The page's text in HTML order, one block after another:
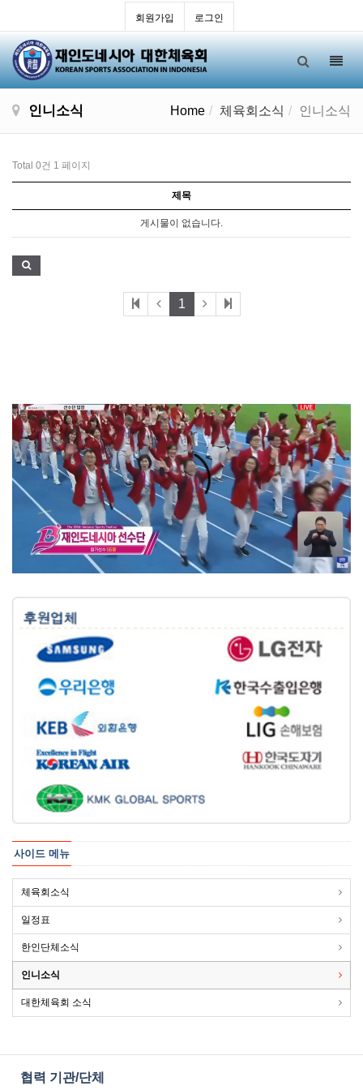
회원가입 로그인
인니소식 Home 체육회소식 인니소식
Total 0건 1 페이지
제목
게시물이 없습니다.
1
사이드 메뉴
체육회소식
일정표
한인단체소식
인니소식
대한체육회 소식
협력 기관/단체